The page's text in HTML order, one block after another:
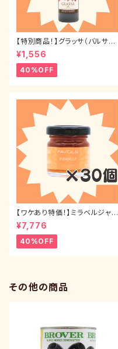
【特別商品！】グラッサ（バルサミ
コクリーム）500ml
¥1,556
40%OFF
【ワケあり特価！】ミラベルジャム
（ミニサイズ） 42g 30本セット
¥7,776
40%OFF
その他の商品